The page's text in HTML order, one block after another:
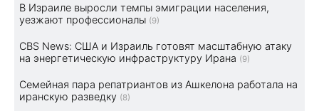
В Израиле выросли темпы эмиграции населения,
уезжают профессионалы (9)
CBS News: США и Израиль готовят масштабную атаку
на энергетическую инфраструктуру Ирана (9)
Семейная пара репатриантов из Ашкелона работала на
иранскую разведку (8)